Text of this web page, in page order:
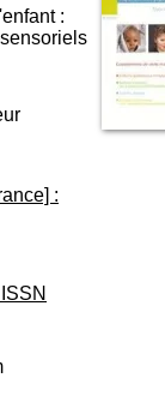
au Vendredi
13h30-16h00
37 91 54 65
37 91 54 37
:
: